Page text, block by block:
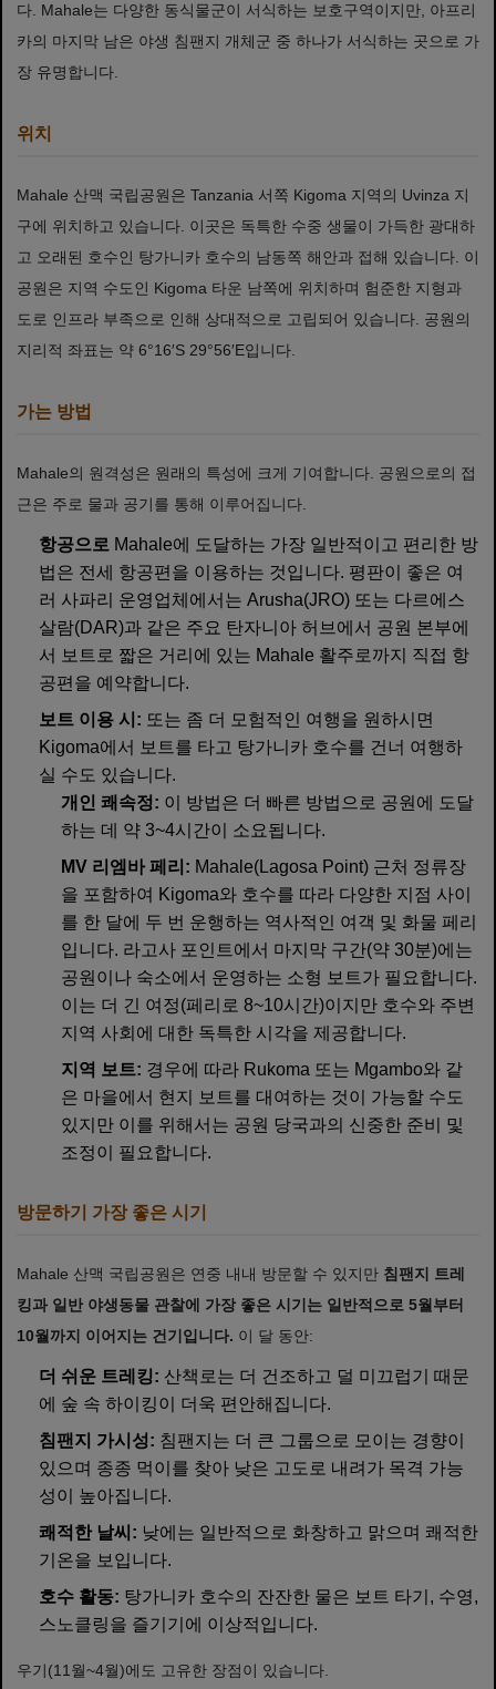
다. Mahale는 다양한 동식물군이 서식하는 보호구역이지만, 아프리
카의 마지막 남은 야생 침팬지 개체군 중 하나가 서식하는 곳으로 가
장 유명합니다.
위치
Mahale 산맥 국립공원은 Tanzania 서쪽 Kigoma 지역의 Uvinza 지
구에 위치하고 있습니다. 이곳은 독특한 수중 생물이 가득한 광대하
고 오래된 호수인 탕가니카 호수의 남동쪽 해안과 접해 있습니다. 이
공원은 지역 수도인 Kigoma 타운 남쪽에 위치하며 험준한 지형과
도로 인프라 부족으로 인해 상대적으로 고립되어 있습니다. 공원의
지리적 좌표는 약 6°16′S 29°56′E입니다.
가는 방법
Mahale의 원격성은 원래의 특성에 크게 기여합니다. 공원으로의 접
근은 주로 물과 공기를 통해 이루어집니다.
항공으로 Mahale에 도달하는 가장 일반적이고 편리한 방
법은 전세 항공편을 이용하는 것입니다. 평판이 좋은 여
러 사파리 운영업체에서는 Arusha(JRO) 또는 다르에스
살람(DAR)과 같은 주요 탄자니아 허브에서 공원 본부에
서 보트로 짧은 거리에 있는 Mahale 활주로까지 직접 항
공편을 예약합니다.
보트 이용 시: 또는 좀 더 모험적인 여행을 원하시면
Kigoma에서 보트를 타고 탕가니카 호수를 건너 여행하
실 수도 있습니다.
개인 쾌속정: 이 방법은 더 빠른 방법으로 공원에 도달
하는 데 약 3~4시간이 소요됩니다.
MV 리엠바 페리: Mahale(Lagosa Point) 근처 정류장
을 포함하여 Kigoma와 호수를 따라 다양한 지점 사이
를 한 달에 두 번 운행하는 역사적인 여객 및 화물 페리
입니다. 라고사 포인트에서 마지막 구간(약 30분)에는
공원이나 숙소에서 운영하는 소형 보트가 필요합니다.
이는 더 긴 여정(페리로 8~10시간)이지만 호수와 주변
지역 사회에 대한 독특한 시각을 제공합니다.
지역 보트: 경우에 따라 Rukoma 또는 Mgambo와 같
은 마을에서 현지 보트를 대여하는 것이 가능할 수도
있지만 이를 위해서는 공원 당국과의 신중한 준비 및
조정이 필요합니다.
방문하기 가장 좋은 시기
Mahale 산맥 국립공원은 연중 내내 방문할 수 있지만 침팬지 트레
킹과 일반 야생동물 관찰에 가장 좋은 시기는 일반적으로 5월부터
10월까지 이어지는 건기입니다. 이 달 동안:
더 쉬운 트레킹: 산책로는 더 건조하고 덜 미끄럽기 때문
에 숲 속 하이킹이 더욱 편안해집니다.
침팬지 가시성: 침팬지는 더 큰 그룹으로 모이는 경향이
있으며 종종 먹이를 찾아 낮은 고도로 내려가 목격 가능
성이 높아집니다.
쾌적한 날씨: 낮에는 일반적으로 화창하고 맑으며 쾌적한
기온을 보입니다.
호수 활동: 탕가니카 호수의 잔잔한 물은 보트 타기, 수영,
스노클링을 즐기기에 이상적입니다.
우기(11월~4월)에도 고유한 장점이 있습니다.